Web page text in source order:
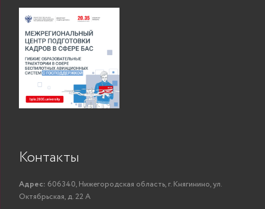
Контакты
Адрес: 606340, Нижегородская область, г. Княгинино, ул.
Октябрьская, д. 22 А